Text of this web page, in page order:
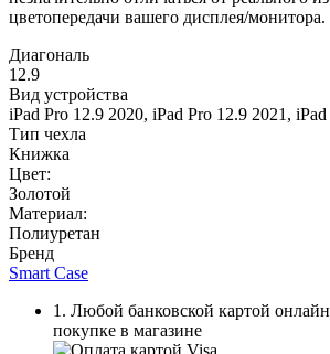
цветопередачи вашего дисплея/монитора.
Диагональ
12.9
Вид устройства
iPad Pro 12.9 2020, iPad Pro 12.9 2021,
Тип чехла
Книжка
Цвет:
Золотой
Материал:
Полиуретан
Бренд
Smart Case
1. Любой банковской картой
покупке в магазине